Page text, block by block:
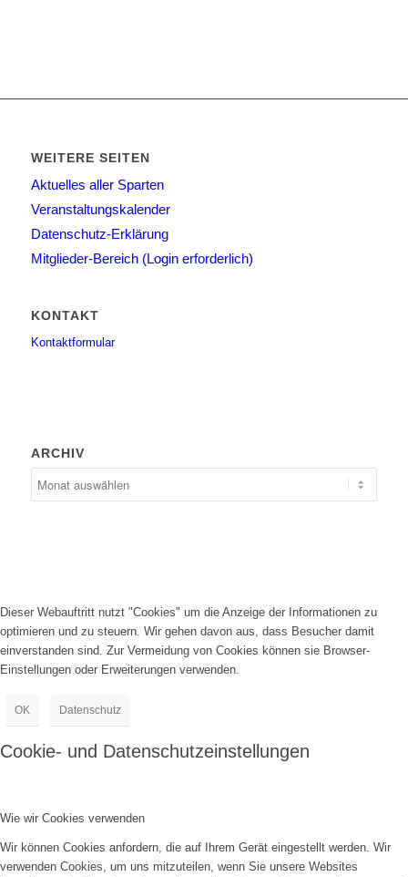
WEITERE SEITEN
Aktuelles aller Sparten
Veranstaltungskalender
Datenschutz-Erklärung
Mitglieder-Bereich (Login erforderlich)
KONTAKT
Kontaktformular
ARCHIV
Dieser Webauftritt nutzt "Cookies" um die Anzeige der Informationen zu
optimieren und zu steuern. Wir gehen davon aus, dass Besucher damit
einverstanden sind. Zur Vermeidung von Cookies können sie Browser-
Einstellungen oder Erweiterungen verwenden.
OK Datenschutz
Cookie- und Datenschutzeinstellungen
Wie wir Cookies verwenden
Wir können Cookies anfordern, die auf Ihrem Gerät eingestellt werden. Wir
verwenden Cookies, um uns mitzuteilen, wenn Sie unsere Websites